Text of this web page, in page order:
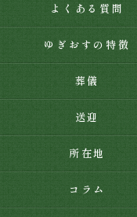
よくある質問
ゆぎおすの特徴
葬儀
送迎
所在地
コラム